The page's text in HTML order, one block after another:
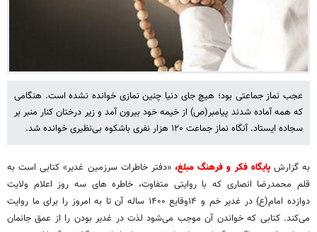
عجب نماز جماعتی بود؛ هیچ جای دنیا چنین نمازی خوانده نشده است. هنگامی
که همه آماده شدند پیامبر(ص) از خیمه خود بیرون آمد و زیر درختان کنار منبر بر
سجاده ایستاد. آنگاه نماز جماعت ۱۲۰ هزار نفری باشکوه بی‌نظیری خوانده شد.
به گزارشپایگاه فکر و فرهنگ مبلغ،«دفتر خاطرات سرزمین غدیر» کتابی است به
قلم محمدرضا انصاری که با روایتی متفاوت، خاطره های سه روز اعلام ولایت
دوازده امام(ع) در غدیر خم و ۱۴وقایع ۱۴۰۰ ساله آن تا به امروز را برای ما روایت
می‌کند. کتابی که خواندن آن موجب می‌شود لذت در غدیر بودن را از عمق جانمان